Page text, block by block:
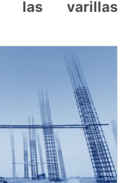
las varillas